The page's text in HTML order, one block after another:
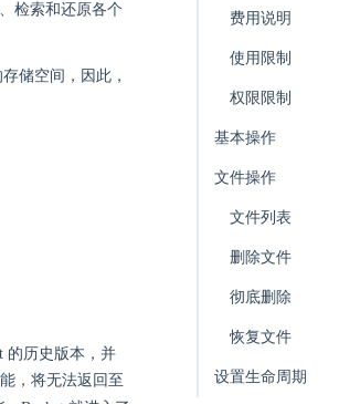
检索和还原各个
储空间，因此，
的历史版本，并
，将无法返回至
费用说明
使用限制
权限限制
基本操作
文件操作
文件列表
删除文件
彻底删除
恢复文件
设置生命周期